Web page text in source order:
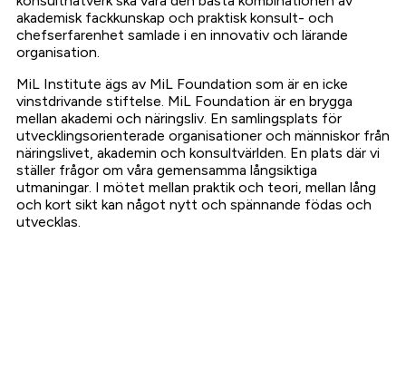
akademisk fackkunskap och praktisk konsult- och
chefserfarenhet samlade i en innovativ och lärande
organisation.
MiL Institute ägs av MiL Foundation som är en icke
vinstdrivande stiftelse. MiL Foundation är en brygga
mellan akademi och näringsliv. En samlingsplats för
utvecklingsorienterade organisationer och människor från
näringslivet, akademin och konsultvärlden. En plats där vi
ställer frågor om våra gemensamma långsiktiga
utmaningar. I mötet mellan praktik och teori, mellan lång
och kort sikt kan något nytt och spännande födas och
utvecklas.